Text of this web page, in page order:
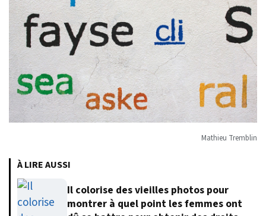
Mathieu Tremblin
À LIRE AUSSI
Il colorise des vieilles photos pour
montrer à quel point les femmes ont